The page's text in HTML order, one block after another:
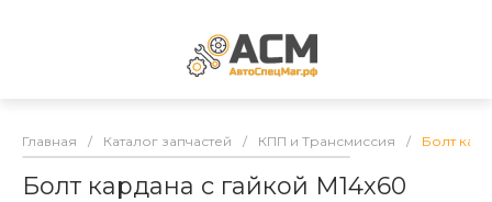
Главная / Каталог запчастей / КПП и Трансмиссия / Болт
Болт кардана с гайкой M14х60